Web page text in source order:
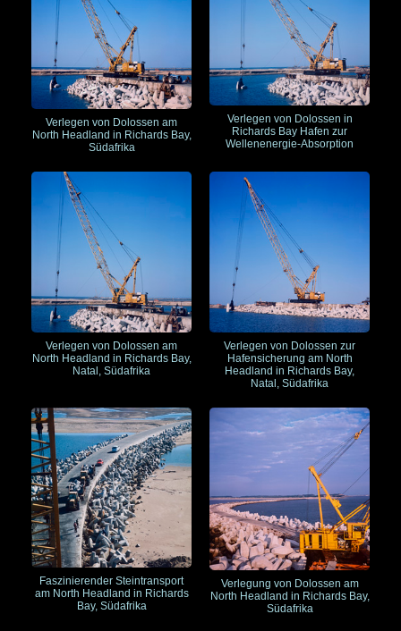
Verlegen von Dolossen am
North Headland in Richards Bay,
Südafrika
Verlegen von Dolossen in
Richards Bay Hafen zur
Wellenenergie-Absorption
Verlegen von Dolossen am
North Headland in Richards Bay,
Natal, Südafrika
Verlegen von Dolossen zur
Hafensicherung am North
Headland in Richards Bay,
Natal, Südafrika
Faszinierender Steintransport
am North Headland in Richards
Bay, Südafrika
Verlegung von Dolossen am
North Headland in Richards Bay,
Südafrika